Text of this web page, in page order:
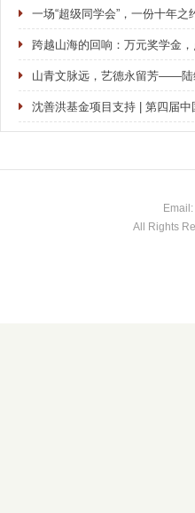
一场“超级同学会”，一份十年之
跨越山海的回响：万元奖学金
山青文脉远，艺德永留芳——陆
沈善洪基金项目支持 | 第四届中
All Rights